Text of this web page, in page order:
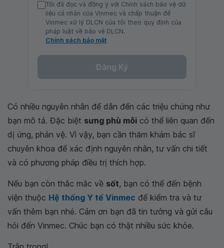
Tôi đã đọc và đồng ý với Chính sách bảo vệ dữ
liệu cá nhân của Vinmec và chấp thuận để
Vinmec xử lý DLCN của tôi theo quy định của
pháp luật về bảo vệ DLCN.
Chính sách bảo mật
Đăng Ký
Có nhiều nguyên nhân để dẫn đến các triệu chứng như
bạn mô tả. Đặc biệt sưng phù môi có thể liên quan đến
dị ứng, phản vệ. Vì vậy, bạn cần thăm khám bác sĩ
chuyên khoa để xác định nguyên nhân, tư vấn chi tiết
và có phương pháp điều trị thích hợp.
Nếu bạn còn thắc mắc về sốt, bạn có thể đến bệnh
viện thuộc Hệ thống Y tế Vinmec để kiểm tra và tư
vấn thêm bạn nhé. Cảm ơn bạn đã tin tưởng và gửi câu
hỏi đến Vinmec. Chúc bạn có thật nhiều sức khỏe.